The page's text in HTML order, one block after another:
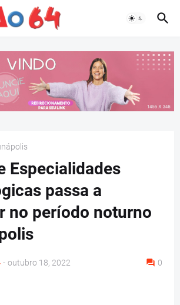
Especialidades
passa a
no período noturno
- outubro 18, 2022 0